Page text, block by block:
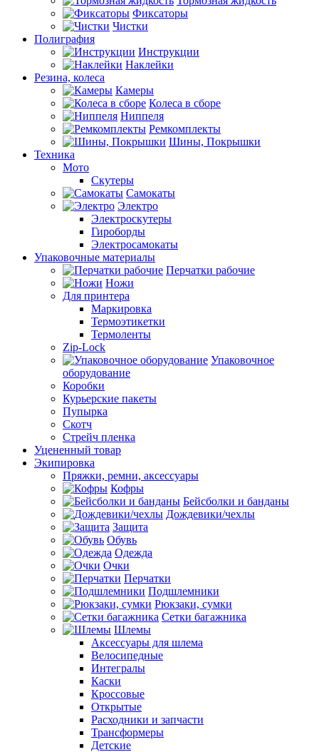
Фиксаторы
Чистки
Полиграфия
Инструкции
Наклейки
Резина, колеса
Камеры
Колеса в сборе
Ниппеля
Ремкомплекты
Шины, Покрышки
Техника
Мото
Скутеры
Самокаты
Электро
Электроскутеры
Гироборды
Электросамокаты
Упаковочные материалы
Перчатки рабочие
Ножи
Для принтера
Маркировка
Термоэтикетки
Термоленты
Zip-Lock
Упаковочное
оборудование
Коробки
Курьерские пакеты
Пупырка
Скотч
Стрейч пленка
Уцененный товар
Экипировка
Пряжки, ремни, аксессуары
Кофры
Бейсболки и банданы
Дождевики/чехлы
Защита
Обувь
Одежда
Очки
Перчатки
Подшлемники
Рюкзаки, сумки
Сетки багажника
Шлемы
Аксессуары для шлема
Велосипедные
Интегралы
Каски
Кроссовые
Открытые
Расходники и запчасти
Трансформеры
Детские